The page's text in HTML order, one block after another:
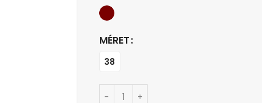
MÉRET
38